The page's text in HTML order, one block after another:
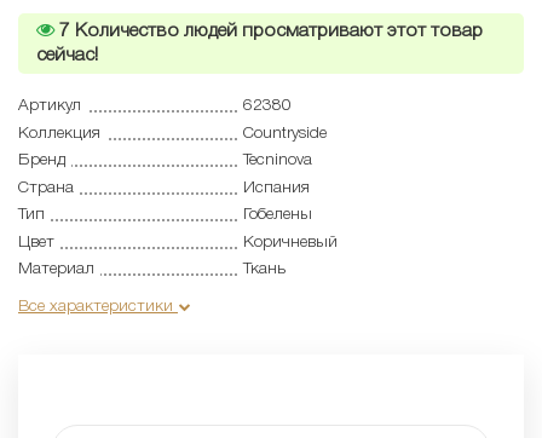
7 Количество людей просматривают этот товар
сейчас!
Артикул
62380
Коллекция
Countryside
Бренд
Tecninova
Страна
Испания
Тип
Гобелены
Цвет
Коричневый
Материал
Ткань
Все характеристики